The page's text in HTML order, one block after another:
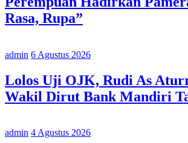
Rasa, Rupa”
admin 6 Agustus 2026
Lolos Uji OJK, Rudi As
Wakil Dirut Bank Mandiri
admin 4 Agustus 2026